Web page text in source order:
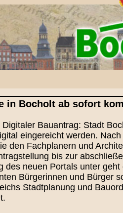
in Bocholt ab sofort
Digitaler Bauantrag: Stadt
eingereicht werden.
den Fachplanern und
bis zur
des neuen Portals unter
Bürgerinnen und Bürger
Stadtplanung und